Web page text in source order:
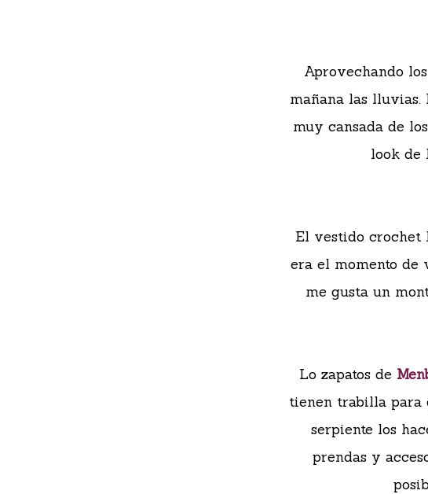
Aprovechando
mañana las lluvias.
muy cansada de
look de
El vestido crochet
era el momento de
me gusta un
Lo zapatos de
tienen trabilla para
serpiente los
prendas y